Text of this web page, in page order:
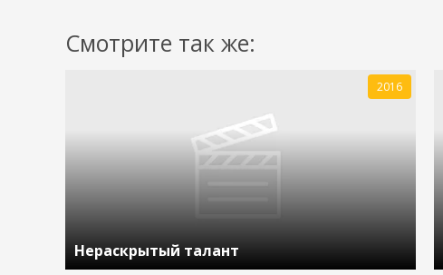
Смотрите так же:
Нераскрытый талант
2016